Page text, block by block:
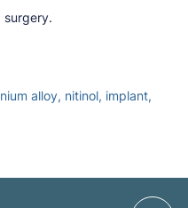
surgery.
alloy, nitinol, implant,